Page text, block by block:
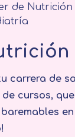
de Nutrición
carrera de
cursos,